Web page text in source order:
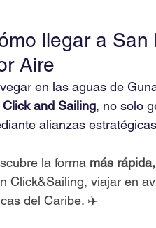
llegar a
Aire
en las aguas de
Click and Sailing, no solo
alianzas
la forma más
Click&Sailing, viajar en
del Caribe. ✈️